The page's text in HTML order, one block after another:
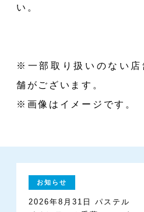
い。
※一部取り扱いのない店
舗がございます。
※画像はイメージです。
お知らせ
2026年8月31日 パステル